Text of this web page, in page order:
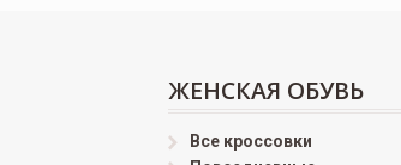
ЖЕНСКАЯ ОБУВЬ
Все кроссовки